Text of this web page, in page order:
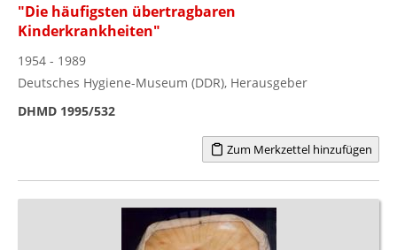
"Die häufigsten übertragbaren
Kinderkrankheiten"
1954 - 1989
Deutsches Hygiene-Museum (DDR), Herausgeber
DHMD 1995/532
Zum Merkzettel hinzufügen